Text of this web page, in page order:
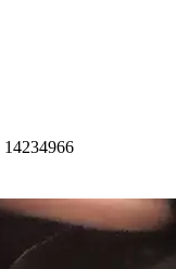
14234966